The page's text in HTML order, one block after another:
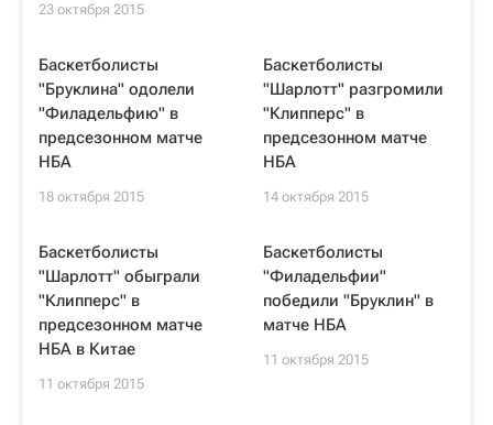
23 октября 2015
Баскетболисты
"Бруклина" одолели
"Филадельфию" в
предсезонном матче
НБА
18 октября 2015
Баскетболисты
"Шарлотт" разгромили
"Клипперс" в
предсезонном матче
НБА
14 октября 2015
Баскетболисты
"Шарлотт" обыграли
"Клипперс" в
предсезонном матче
НБА в Китае
11 октября 2015
Баскетболисты
"Филадельфии"
победили "Бруклин" в
матче НБА
11 октября 2015